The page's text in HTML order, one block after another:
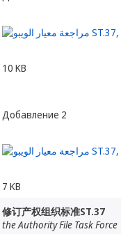
10 KB
Добавление 2
7 KB
修订产权组织标准ST.37
the Authority File Task Force